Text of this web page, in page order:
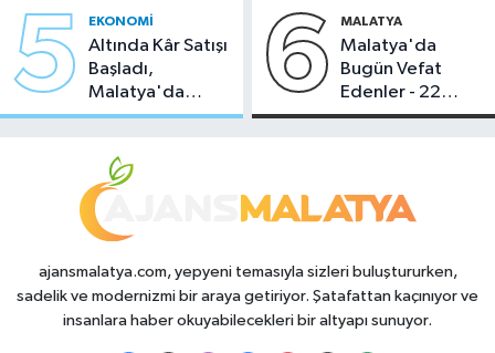
5 EKONOMI
Altında Kâr Satışı
Başladı,
Malatya'da
Makas Ne
6 MALATYA
Malatya'da
Bugün Vefat
Edenler - 22
Temmuz 2026
ajansmalatya.com, yepyeni temasıyla sizleri buluştururken,
sadelik ve modernizmi bir araya getiriyor. Şatafattan kaçınıyor ve
insanlara haber okuyabilecekleri bir altyapı sunuyor.